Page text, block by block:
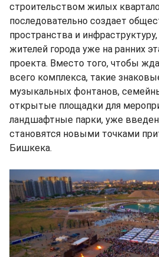
строительством жилых
последовательно создает
пространства и
жителей города уже на ранних
проекта. Вместо того, чтобы
всего комплекса, такие
музыкальных фонтанов,
открытые площадки для
ландшафтные парки, уже
становятся новыми точками
Бишкека.